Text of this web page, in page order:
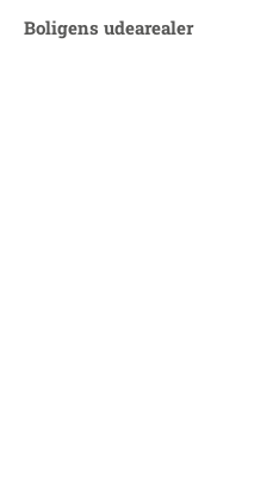
Boligens udearealer